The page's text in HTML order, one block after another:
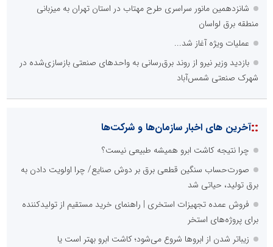
شانزدهمین مانور سراسری طرح مهتاب در استان تهران به میزبانی
منطقه برق لواسان
عملیات ویژه آغاز شد...
بازدید وزیر نیرو از روند برق‌رسانی به واحدهای صنعتی بازسازی‌شده در
شهرک صنعتی شمس‌آباد
::آخرین های اخبار سازمان‌ها و شرکت‌ها
چرا نتیجه کاشت ابرو همیشه طبیعی نیست؟
صورت‌حساب سنگین قطعی برق بر دوش صنایع/ چرا اولویت دادن به
برق تولید، حیاتی شد
فروش عمده تجهیزات استخری | راهنمای خرید مستقیم از تولیدکننده
برای پروژه‌های استخر
زیباتر شدن از ابروها شروع می‌شود؛ کاشت ابرو بهتر است یا